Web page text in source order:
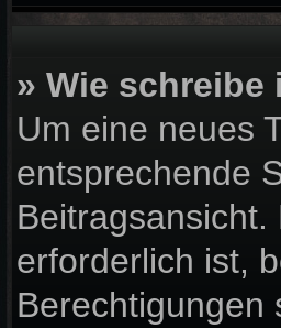
» Wie schreibe
Um eine neues
entsprechende
erforderlich ist,
Berechtigungen